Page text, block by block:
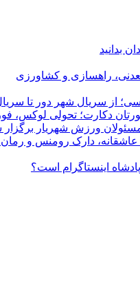
بدانید
راهسازی و کشاورزی
از سریال شهر دور تا
دکارت؛ تحولی لوکس،
ورزش شهریار
اینستاگرام است؟